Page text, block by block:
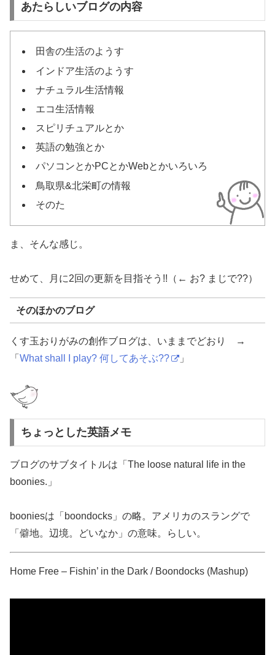
あたらしいブログの内容
田舎の生活のようす
インドア生活のようす
ナチュラル生活情報
エコ生活情報
スピリチュアルとか
英語の勉強とか
パソコンとかPCとかWebとかいろいろ
鳥取県&北栄町の情報
そのた
ま、そんな感じ。
せめて、月に2回の更新を目指そう!!（← お? まじで??）
そのほかのブログ
くす玉おりがみの創作ブログは、いままでどおり →
「 What shall I play? 何してあそぶ?? 」
ちょっとした英語メモ
ブログのサブタイトルは「The loose natural life in the
boonies.」
booniesは「boondocks」の略。アメリカのスラングで
「僻地。辺境。どいなか」の意味。らしい。
Home Free – Fishin’ in the Dark / Boondocks (Mashup)